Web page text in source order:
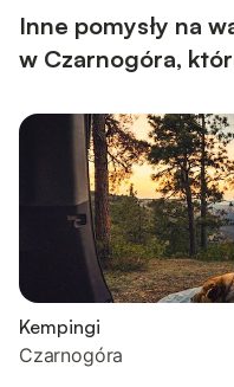
Inne pomysły na
w Czarnogóra,
Kempingi
Czarnogóra